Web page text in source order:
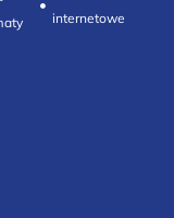
internetowe